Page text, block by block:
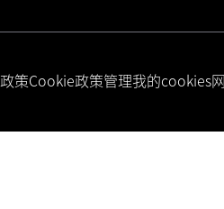
策Cookie政策管理我的cookies